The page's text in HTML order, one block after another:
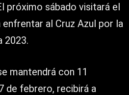
próximo sábado visitará el
al Cruz Azul por la
2023.
mantendrá con 11
de febrero, recibirá a